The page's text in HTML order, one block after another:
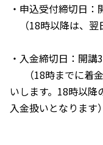
・申込受付締切日：
（18時以降は、翌
・入金締切日：開講
（18時までに着
いします。18時以
入金扱いとなります）